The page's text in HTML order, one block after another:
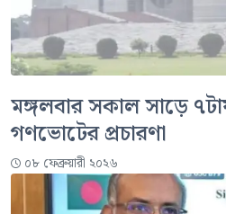
মঙ্গলবার সকাল সাড়ে
গণভোটের প্রচারণা
০৮ ফেব্রুয়ারী ২০২৬